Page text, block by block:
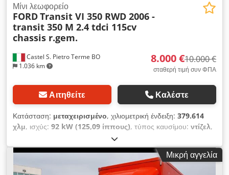
Castel S. Pietro Terme BO
1.036 km
Μίνι λεωφορείο
FORDTransit VI 350 RWD 2006 -
transit 350 M 2.4 tdci 115cv
chassis r.gem.
8.000 €10.000 €
σταθερή τιμή συν ΦΠΑ
Αιτηθείτε Καλέστε
Κατάσταση: μεταχειρισμένο, χιλιομετρική ένδειξη: 379.614
χλμ, ισχύς: 92 kW (125,09 ίππους), τύπος καυσίμου: ντίζελ,
, μέγιστο βάρος φόρτωσης:
πρώτη ταξινόμηση:05/2012, ανακατασκευασμένος κινητήρας
με 12μηνη εγγύηση / ATP ληξιπρόθεσμο προς ανανέωση
Dwedjvikdgopfx Ak Eea Για πληροφορίες
Μικρή αγγελία